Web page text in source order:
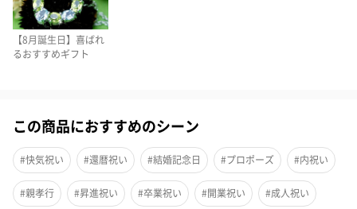
のワイヤーガラスフレームの中に、リザーブドフラワーやドライ
フラワーが入っていて、インテリアやギフトにもおすすめです。
長くて2年以上美しさを保つと言われているプリザーブドフラワ
ー。その花びらにメッセージをプリントした、オリジナリティ溢
【8月誕生日】喜ばれ
るおすすめギフト
この商品におすすめのシーン
#快気祝い #還暦祝い #結婚記念日 #プロポーズ #内祝い
#親孝行 #昇進祝い #卒業祝い #開業祝い #成人祝い